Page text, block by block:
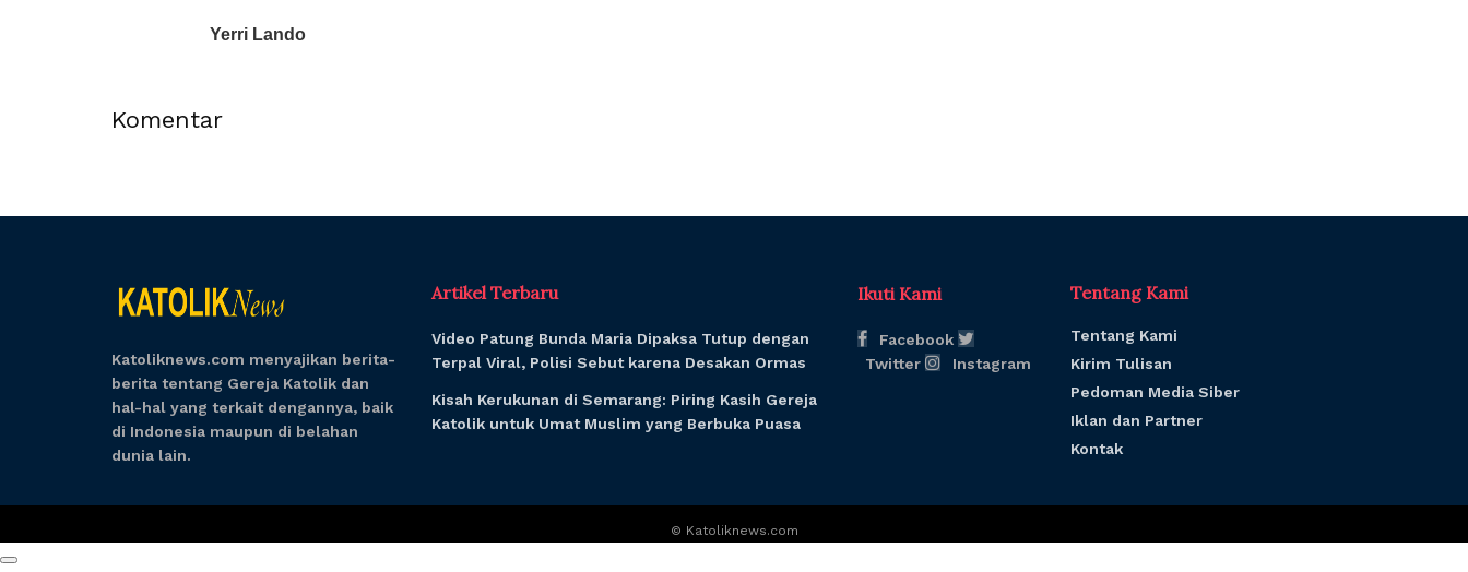
Yerri Lando
Komentar
Katoliknews.com menyajikan berita-
berita tentang Gereja Katolik dan
hal-hal yang terkait dengannya, baik
di Indonesia maupun di belahan
dunia lain.
Artikel Terbaru
Video Patung Bunda Maria Dipaksa Tutup dengan
Terpal Viral, Polisi Sebut karena Desakan Ormas
Kisah Kerukunan di Semarang: Piring Kasih Gereja
Katolik untuk Umat Muslim yang Berbuka Puasa
Ikuti Kami
Facebook
Twitter
Instagram
Tentang Kami
Tentang Kami
Kirim Tulisan
Pedoman Media Siber
Iklan dan Partner
Kontak
© Katoliknews.com